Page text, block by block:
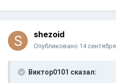
shezoid
Опубликовано 14
Виктор0101 сказал: